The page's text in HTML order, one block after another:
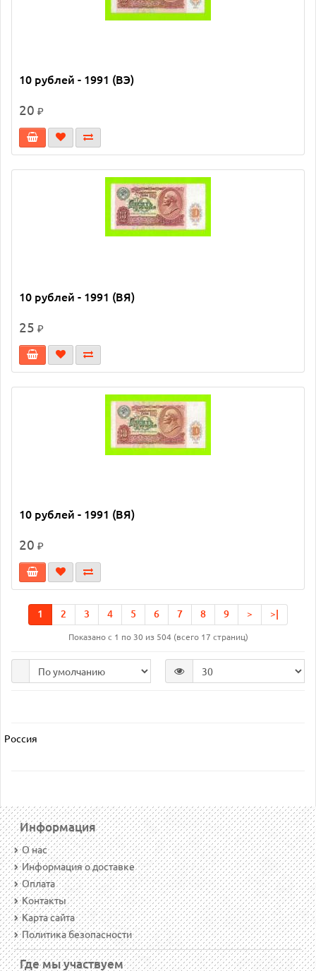
10 рублей - 1991 (ВЭ)
20 ₽
10 рублей - 1991 (ВЯ)
25 ₽
10 рублей - 1991 (ВЯ)
20 ₽
1 2 3 4 5 6 7 8 9 > >|
Показано с 1 по 30 из 504 (всего 17 страниц)
Россия
Информация
О нас
Информация о доставке
Оплата
Контакты
Карта сайта
Политика безопасности
Где мы участвуем